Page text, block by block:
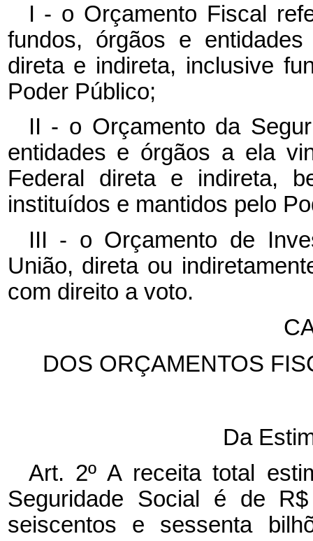
I - o Orçamento Fiscal
fundos, órgãos e
direta e indireta, inclusive
Poder Público;
II - o Orçamento da
entidades e órgãos a ela
Federal direta e indireta,
instituídos e mantidos pelo
III - o Orçamento de
União, direta ou
com direito a voto.
DOS ORÇAMENTOS
Da
Art. 2º A receita total
Seguridade Social é de R$
seiscentos e sessenta